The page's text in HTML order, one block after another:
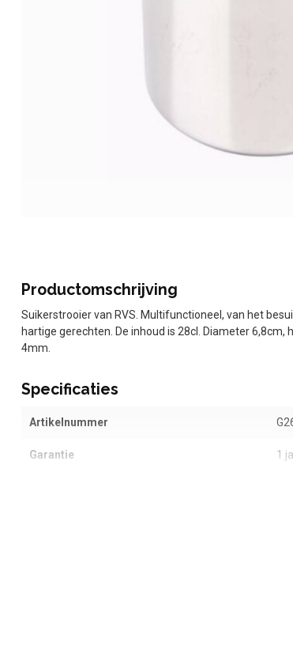
Productomschrijving
Suikerstrooier van RVS. Multifunctioneel, van het
hartige gerechten. De inhoud is 28cl. Diameter
4mm.
Specificaties
Artikelnummer
Garantie 1